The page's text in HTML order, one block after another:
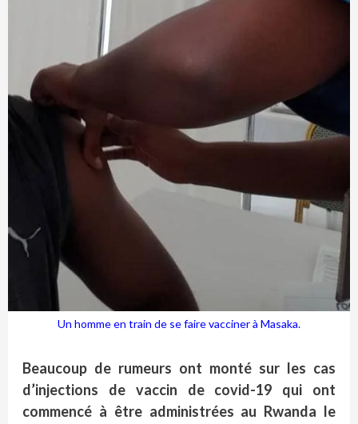
Un homme en train de se faire vacciner à Masaka.
Beaucoup de rumeurs ont monté sur les cas
d’injections de vaccin de covid-19 qui ont
commencé à être administrées au Rwanda le